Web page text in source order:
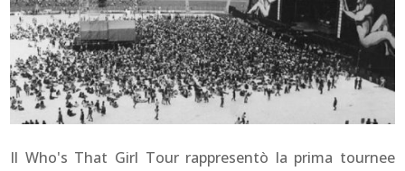
Il Who's That Girl Tour rappresentò la prima tournee